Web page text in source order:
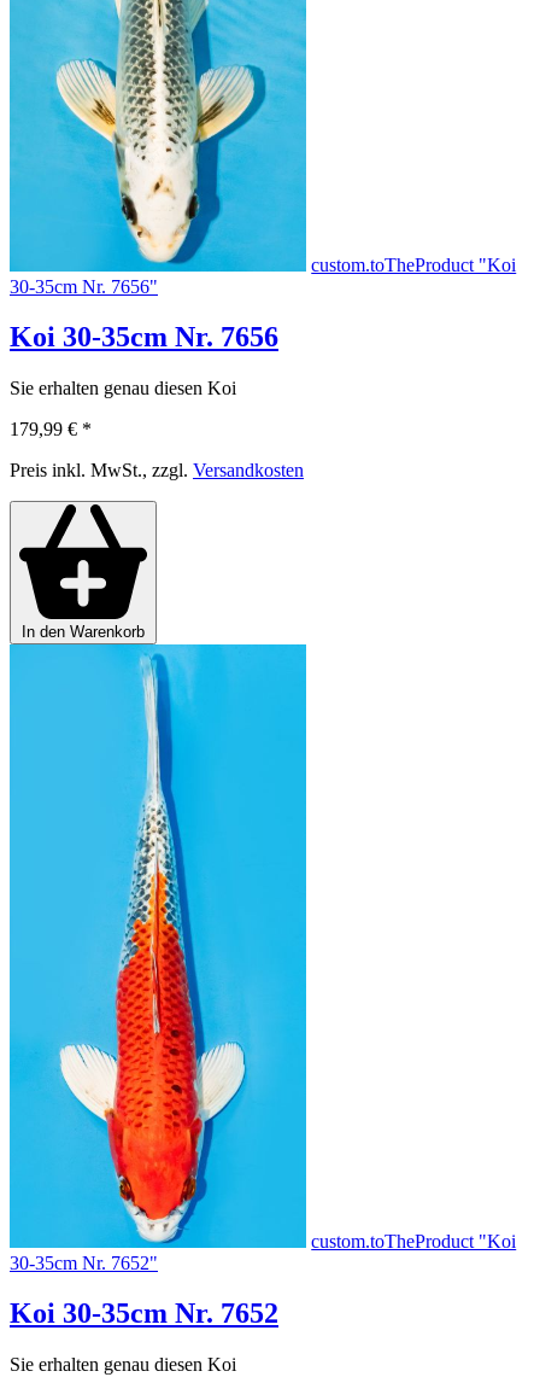
custom.toTheProduct "Koi
30-35cm Nr. 7656"
Koi 30-35cm Nr. 7656
Sie erhalten genau diesen Koi
179,99 € *
Preis inkl. MwSt., zzgl. Versandkosten
In den Warenkorb
custom.toTheProduct "Koi
30-35cm Nr. 7652"
Koi 30-35cm Nr. 7652
Sie erhalten genau diesen Koi